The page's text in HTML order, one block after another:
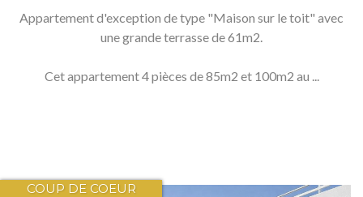
Appartement d'exception de type "Maison sur le toit" avec
une grande terrasse de 61m2.
Cet appartement 4 pièces de 85m2 et 100m2 au ...
COUP DE COEUR